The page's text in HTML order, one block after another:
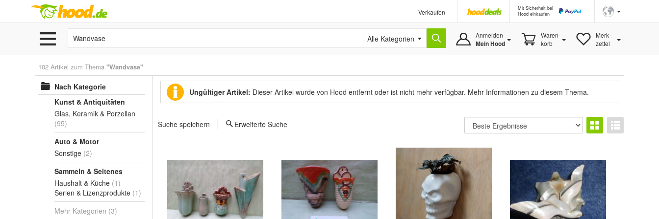
Verkaufen
Mit Sicherheit bei
Hood einkaufen
Alle Kategorien Anmelden
Mein Hood
Waren-
korb
Merk-
zettel
102 Artikel zum Thema "Wandvase"
Nach Kategorie
Kunst & Antiquitäten
Glas, Keramik & Porzellan
(95)
Auto & Motor
Sonstige (2)
Sammeln & Seltenes
Haushalt & Küche (1)
Serien & Lizenzprodukte (1)
Mehr Kategorien (3)
Ungültiger Artikel: Dieser Artikel wurde von Hood entfernt oder ist nicht mehr verfügbar. Mehr Informationen zu diesem Thema.
Suche speichern Erweiterte Suche